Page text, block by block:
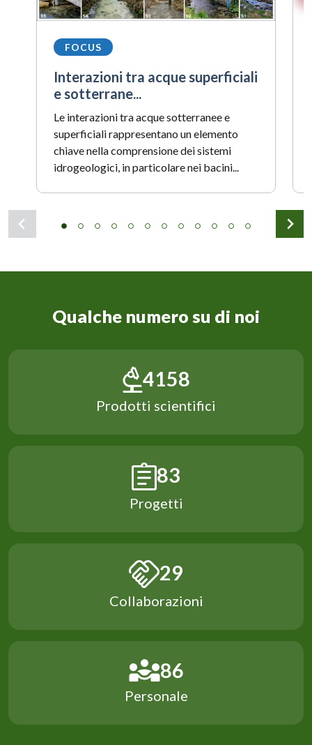
FOCUS
Interazioni tra acque superficiali
e sotterrane...
Le interazioni tra acque sotterranee e
superficiali rappresentano un elemento
chiave nella comprensione dei sistemi
idrogeologici, in particolare nei bacini...
Qualche numero su di noi
5589
Prodotti scientifici
112
Progetti
38
Collaborazioni
116
Personale